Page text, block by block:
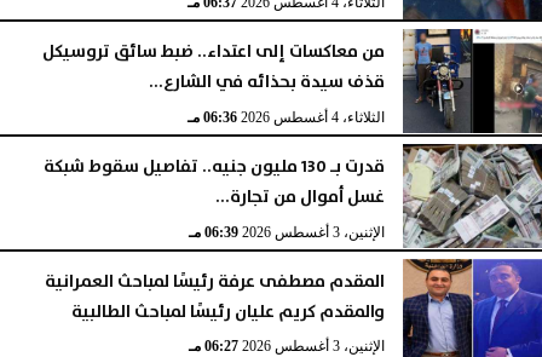
من معاكسات إلى اعتداء.. ضبط سائق تروسيكل
قذف سيدة بحذائه في الشارع...
الثلاثاء، 4 أغسطس 2026 06:36 مـ
قدرت بـ 130 مليون جنيه.. تفاصيل سقوط شبكة
غسل أموال من تجارة...
الإثنين، 3 أغسطس 2026 06:39 مـ
المقدم مصطفى عرفة رئيسًا لمباحث العمرانية
والمقدم كريم عليان رئيسًا لمباحث الطالبية
الإثنين، 3 أغسطس 2026 06:27 مـ